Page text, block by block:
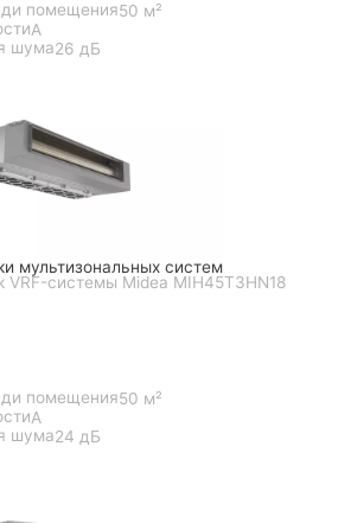
50 м²
A
26 дБ
мультизональных систем
VRF-системы Midea MIH45T3HN18
50 м²
A
24 дБ